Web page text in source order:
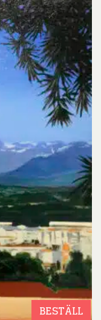
BESTÄLL